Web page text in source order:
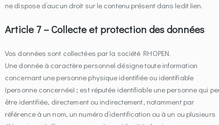
ne dispose d’aucun droit sur le contenu présent dans ledit lien.
Article 7 – Collecte et protection des données
Vos données sont collectées par la société RHOPEN.
Une donnée à caractère personnel désigne toute information
concernant une personne physique identifiée ou identifiable
(personne concernée) ; est réputée identifiable une personne qui
être identifiée, directement ou indirectement, notamment par
référence à un nom, un numéro d’identification ou à un ou plusieurs